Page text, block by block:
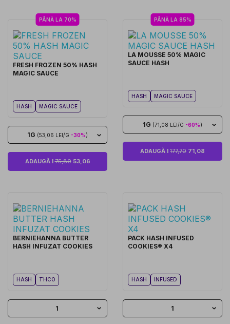
PÂNĂ LA 70%
FRESH FROZEN 50% HASH
MAGIC SAUCE
HASH MAGIC SAUCE
1G (53,06 LEI/G -30%)
ADAUGĂ I75,8053,06
PÂNĂ LA 85%
LA MOUSSE 50% MAGIC
SAUCE HASH
HASH MAGIC SAUCE
1G (71,08 LEI/G -60%)
ADAUGĂ I 177,70 71,08
BERNIEHANNA BUTTER
HASH INFUZAT COOKIES
HASH THCO
1
PACK HASH INFUSED
COOKIES® X4
HASH INFUSED
1